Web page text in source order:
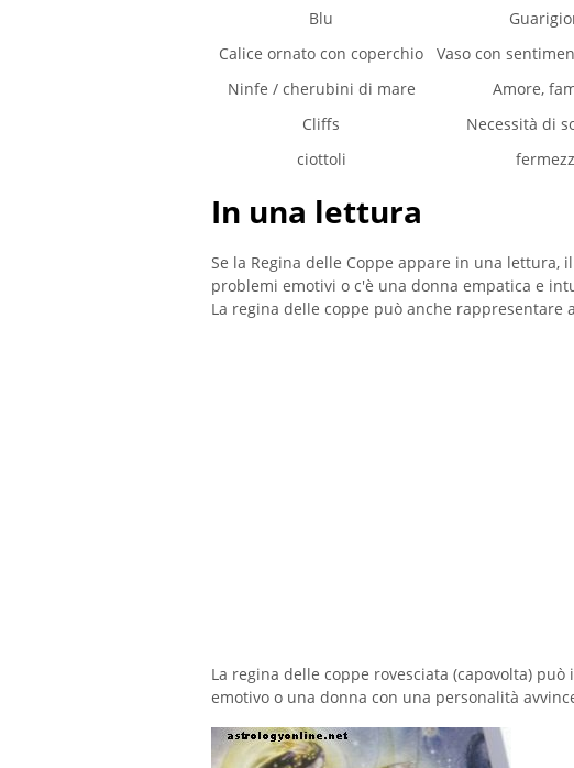
Blu
Calice ornato con coperchio
Vaso con
Ninfe / cherubini di mare
Amore,
Cliffs
Necessità di
ciottoli
In una lettura
Se la Regina delle Coppe appare in una lettura,
problemi emotivi o c'è una donna empatica e
La regina delle coppe può anche rappresentare
La regina delle coppe rovesciata (capovolta)
emotivo o una donna con una personalità